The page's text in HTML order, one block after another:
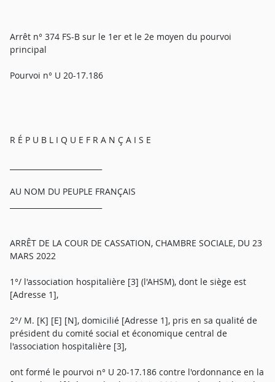
Arrêt n° 374 FS-B sur le 1er et le 2e moyen du pourvoi
principal
Pourvoi n° U 20-17.186
R É P U B L I Q U E F R A N Ç A I S E
AU NOM DU PEUPLE FRANÇAIS
ARRÊT DE LA COUR DE CASSATION, CHAMBRE SOCIALE, DU 23
MARS 2022
1°/ l'association hospitalière [3] (l'AHSM), dont le siège est
[Adresse 1],
2°/ M. [K] [E] [N], domicilié [Adresse 1], pris en sa qualité de
président du comité social et économique central de
l'association hospitalière [3],
ont formé le pourvoi n° U 20-17.186 contre l'ordonnance en la